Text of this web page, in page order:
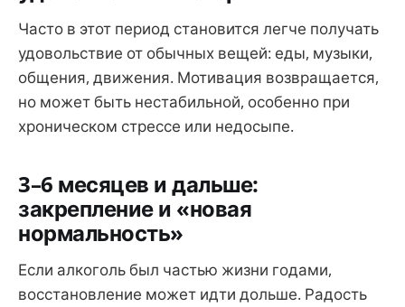
Часто в этот период становится легче получать
удовольствие от обычных вещей: еды, музыки,
общения, движения. Мотивация возвращается,
но может быть нестабильной, особенно при
хроническом стрессе или недосыпе.
3–6 месяцев и дальше:
закрепление и «новая
нормальность»
Если алкоголь был частью жизни годами,
восстановление может идти дольше. Радость